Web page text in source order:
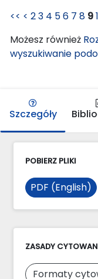
<< < 23 4 56 7 8 9
Możesz również
wyszukiwanie
Szczegóły
POBIERZ PLIKI
PDF (English)
ZASADY
Formaty